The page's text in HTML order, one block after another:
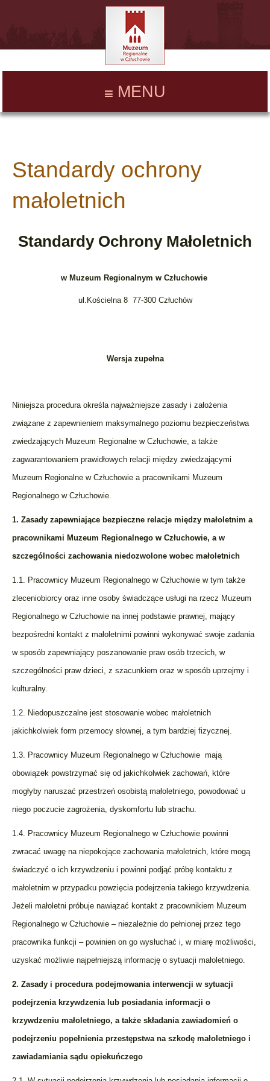
MENU
Standardy ochrony
małoletnich
Standardy Ochrony Małoletnich
w Muzeum Regionalnym w Człuchowie
ul.Kościelna 8 77-300 Człuchów
Wersja zupełna
Niniejsza procedura określa najważniejsze zasady i założenia
związane z zapewnieniem maksymalnego poziomu bezpieczeństwa
zwiedzających Muzeum Regionalne w Człuchowie, a także
zagwarantowaniem prawidłowych relacji między zwiedzającymi
Muzeum Regionalne w Człuchowie a pracownikami Muzeum
Regionalnego w Człuchowie.
1. Zasady zapewniające bezpieczne relacje między małoletnim a
pracownikami Muzeum Regionalnego w Człuchowie, a w
szczególności zachowania niedozwolone wobec małoletnich
1.1. Pracownicy Muzeum Regionalnego w Człuchowie w tym także
zleceniobiorcy oraz inne osoby świadczące usługi na rzecz Muzeum
Regionalnego w Człuchowie na innej podstawie prawnej, mający
bezpośredni kontakt z małoletnimi powinni wykonywać swoje zadania
w sposób zapewniający poszanowanie praw osób trzecich, w
szczególności praw dzieci, z szacunkiem oraz w sposób uprzejmy i
kulturalny.
1.2. Niedopuszczalne jest stosowanie wobec małoletnich
jakichkolwiek form przemocy słownej, a tym bardziej fizycznej.
1.3. Pracownicy Muzeum Regionalnego w Człuchowie mają
obowiązek powstrzymać się od jakichkolwiek zachowań, które
mogłyby naruszać przestrzeń osobistą małoletniego, powodować u
niego poczucie zagrożenia, dyskomfortu lub strachu.
1.4. Pracownicy Muzeum Regionalnego w Człuchowie powinni
zwracać uwagę na niepokojące zachowania małoletnich, które mogą
świadczyć o ich krzywdzeniu i powinni podjąć próbę kontaktu z
małoletnim w przypadku powzięcia podejrzenia takiego krzywdzenia.
Jeżeli małoletni próbuje nawiązać kontakt z pracownikiem Muzeum
Regionalnego w Człuchowie – niezależnie do pełnionej przez tego
pracownika funkcji – powinien on go wysłuchać i, w miarę możliwości,
uzyskać możliwie najpełniejszą informację o sytuacji małoletniego.
2. Zasady i procedura podejmowania interwencji w sytuacji
podejrzenia krzywdzenia lub posiadania informacji o
krzywdzeniu małoletniego, a także składania zawiadomień o
podejrzeniu popełnienia przestępstwa na szkodę małoletniego i
zawiadamiania sądu opiekuńczego